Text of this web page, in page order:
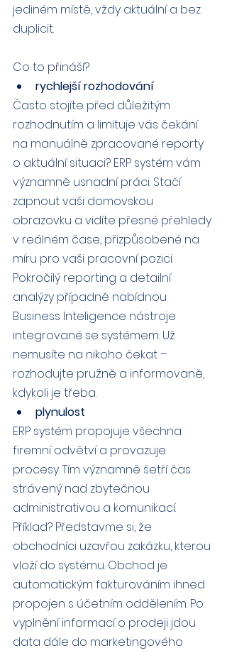
jediném místě, vždy aktuální a bez
duplicit.
Co to přináší?
rychlejší rozhodování
Často stojíte před důležitým
rozhodnutím a limituje vás čekání
na manuálně zpracované reporty
o aktuální situaci? ERP systém vám
významně usnadní práci. Stačí
zapnout vaši domovskou
obrazovku a vidíte přesné přehledy
v reálném čase, přizpůsobené na
míru pro vaši pracovní pozici.
Pokročilý reporting a detailní
analýzy případně nabídnou
Business Inteligence nástroje
integrované se systémem. Už
nemusíte na nikoho čekat –
rozhodujte pružně a informovaně,
kdykoli je třeba.
plynulost
ERP systém propojuje všechna
firemní odvětví a provazuje
procesy. Tím významně šetří čas
strávený nad zbytečnou
administrativou a komunikací.
Příklad? Představme si, že
obchodníci uzavřou zakázku, kterou
vloží do systému. Obchod je
automatickým fakturováním ihned
propojen s účetním oddělením. Po
vyplnění informací o prodeji jdou
data dále do marketingového